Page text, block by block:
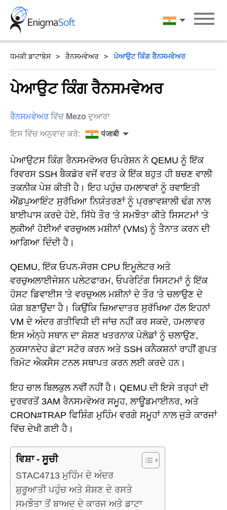
Skip
content
पंजाबी
ਧਮਕੀ ਡਾਟਾਬੇਸ ਰੈਨਸਮਵੇਅਰ ਪੇਆਉਟ ਕਿੰਗ ਰੈਨਸਮਵੇਅਰ
ਪੇਆਉਟ ਕਿੰਗ ਰੈਨਸਮਵੇਅਰ
ਰੈਨਸਮਵੇਅਰ ਵਿੱਚ Mezo ਦੁਆਰਾ
ਇਸ ਵਿੱਚ ਅਨੁਵਾਦ ਕਰੋ:
पंजाबी
ਪੇਆਉਟਸ ਕਿੰਗ ਰੈਨਸਮਵੇਅਰ ਓਪਰੇਸ਼ਨ ਨੇ QEMU ਨੂੰ ਇੱਕ
ਰਿਵਰਸ SSH ਬੈਕਡੋਰ ਵਜੋਂ ਵਰਤ ਕੇ ਇੱਕ ਬਹੁਤ ਹੀ ਬਚਣ ਵਾਲੀ
ਤਕਨੀਕ ਪੇਸ਼ ਕੀਤੀ ਹੈ। ਇਹ ਪਹੁੰਚ ਹਮਲਾਵਰਾਂ ਨੂੰ ਰਵਾਇਤੀ
ਐਂਡਪੁਆਇੰਟ ਸੁਰੱਖਿਆ ਨਿਯੰਤਰਣਾਂ ਨੂੰ ਪ੍ਰਭਾਵਸ਼ਾਲੀ ਢੰਗ ਨਾਲ
ਬਾਈਪਾਸ ਕਰਦੇ ਹੋਏ, ਸਿੱਧੇ ਤੌਰ 'ਤੇ ਸਮਝੌਤਾ ਕੀਤੇ ਸਿਸਟਮਾਂ 'ਤੇ
ਲੁਕੀਆਂ ਹੋਈਆਂ ਵਰਚੁਅਲ ਮਸ਼ੀਨਾਂ (VMs) ਨੂੰ ਤੈਨਾਤ ਕਰਨ ਦੀ
ਆਗਿਆ ਦਿੰਦੀ ਹੈ।
QEMU, ਇੱਕ ਓਪਨ-ਸੋਰਸ CPU ਇਮੂਲੇਟਰ ਅਤੇ
ਵਰਚੁਅਲਾਈਜੇਸ਼ਨ ਪਲੇਟਫਾਰਮ, ਓਪਰੇਟਿੰਗ ਸਿਸਟਮਾਂ ਨੂੰ ਇੱਕ
ਹੋਸਟ ਡਿਵਾਈਸ 'ਤੇ ਵਰਚੁਅਲ ਮਸ਼ੀਨਾਂ ਦੇ ਤੌਰ 'ਤੇ ਚਲਾਉਣ ਦੇ
ਯੋਗ ਬਣਾਉਂਦਾ ਹੈ। ਕਿਉਂਕਿ ਜ਼ਿਆਦਾਤਰ ਸੁਰੱਖਿਆ ਹੱਲ ਇਹਨਾਂ
VM ਦੇ ਅੰਦਰ ਗਤੀਵਿਧੀ ਦੀ ਜਾਂਚ ਨਹੀਂ ਕਰ ਸਕਦੇ, ਹਮਲਾਵਰ
ਇਸ ਅੰਨ੍ਹੇ ਸਥਾਨ ਦਾ ਸ਼ੋਸ਼ਣ ਖਤਰਨਾਕ ਪੇਲੋਡਾਂ ਨੂੰ ਚਲਾਉਣ,
ਨੁਕਸਾਨਦੇਹ ਡੇਟਾ ਸਟੋਰ ਕਰਨ ਅਤੇ SSH ਕਨੈਕਸ਼ਨਾਂ ਰਾਹੀਂ ਗੁਪਤ
ਰਿਮੋਟ ਐਕਸੈਸ ਟਨਲ ਸਥਾਪਤ ਕਰਨ ਲਈ ਕਰਦੇ ਹਨ।
ਇਹ ਚਾਲ ਬਿਲਕੁਲ ਨਵੀਂ ਨਹੀਂ ਹੈ। QEMU ਦੀ ਇਸੇ ਤਰ੍ਹਾਂ ਦੀ
ਦੁਰਵਰਤੋਂ 3AM ਰੈਨਸਮਵੇਅਰ ਸਮੂਹ, ਲਾਊਡਮਾਈਨਰ, ਅਤੇ
CRON#TRAP ਫਿਸ਼ਿੰਗ ਮੁਹਿੰਮ ਵਰਗੇ ਸਮੂਹਾਂ ਨਾਲ ਜੁੜੇ ਕਾਰਜਾਂ
ਵਿੱਚ ਦੇਖੀ ਗਈ ਹੈ।
ਵਿਸ਼ਾ - ਸੂਚੀ
STAC4713 ਮੁਹਿੰਮ ਦੇ ਅੰਦਰ
ਸ਼ੁਰੂਆਤੀ ਪਹੁੰਚ ਅਤੇ ਸ਼ੋਸ਼ਣ ਦੇ ਰਸਤੇ
ਸਮਝੌਤਾ ਤੋਂ ਬਾਅਦ ਦੇ ਕਾਰਜ ਅਤੇ ਡਾਟਾ